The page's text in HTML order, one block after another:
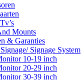
Mounts
& Garanties
Signage System
10-19 inch
20-29 inch
30-39 inch